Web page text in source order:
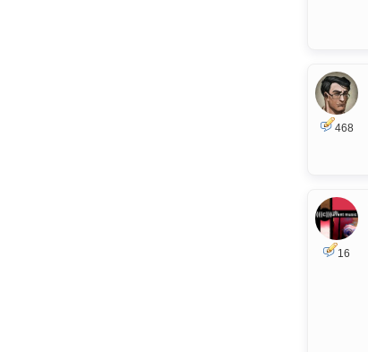
468
16